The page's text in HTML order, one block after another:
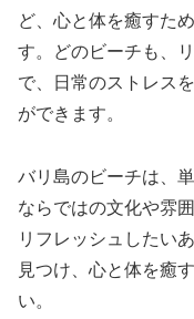
ど、心と体を癒すた
す。どのビーチも、
で、日常のストレス
ができます。
バリ島のビーチは、
ならではの文化や雰
リフレッシュしたい
見つけ、心と体を癒
い。